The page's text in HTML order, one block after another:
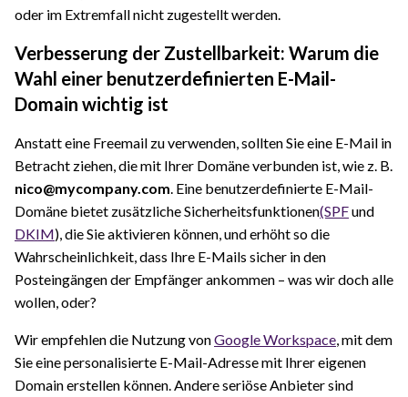
oder im Extremfall nicht zugestellt werden.
Verbesserung der Zustellbarkeit: Warum die
Wahl einer benutzerdefinierten E-Mail-
Domain wichtig ist
Anstatt eine Freemail zu verwenden, sollten Sie eine E-Mail in
Betracht ziehen, die mit Ihrer Domäne verbunden ist, wie z. B.
nico@mycompany.com . Eine benutzerdefinierte E-Mail-
Domäne bietet zusätzliche Sicherheitsfunktionen(SPFund
DKIM), die Sie aktivieren können, und erhöht so die
Wahrscheinlichkeit, dass Ihre E-Mails sicher in den
Posteingängen der Empfänger ankommen – was wir doch alle
wollen, oder?
Wir empfehlen die Nutzung vonGoogle Workspace , mit dem
Sie eine personalisierte E-Mail-Adresse mit Ihrer eigenen
Domain erstellen können. Andere seriöse Anbieter sind